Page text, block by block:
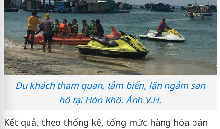
Du khách tham quan, tắm biển, lặn ngắm san
hô tại Hòn Khô. Ảnh V.H.
Kết quả, theo thống kê, tổng mức hàng hóa bán